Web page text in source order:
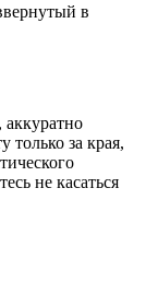
в
аккуратно
только за края,
не касаться